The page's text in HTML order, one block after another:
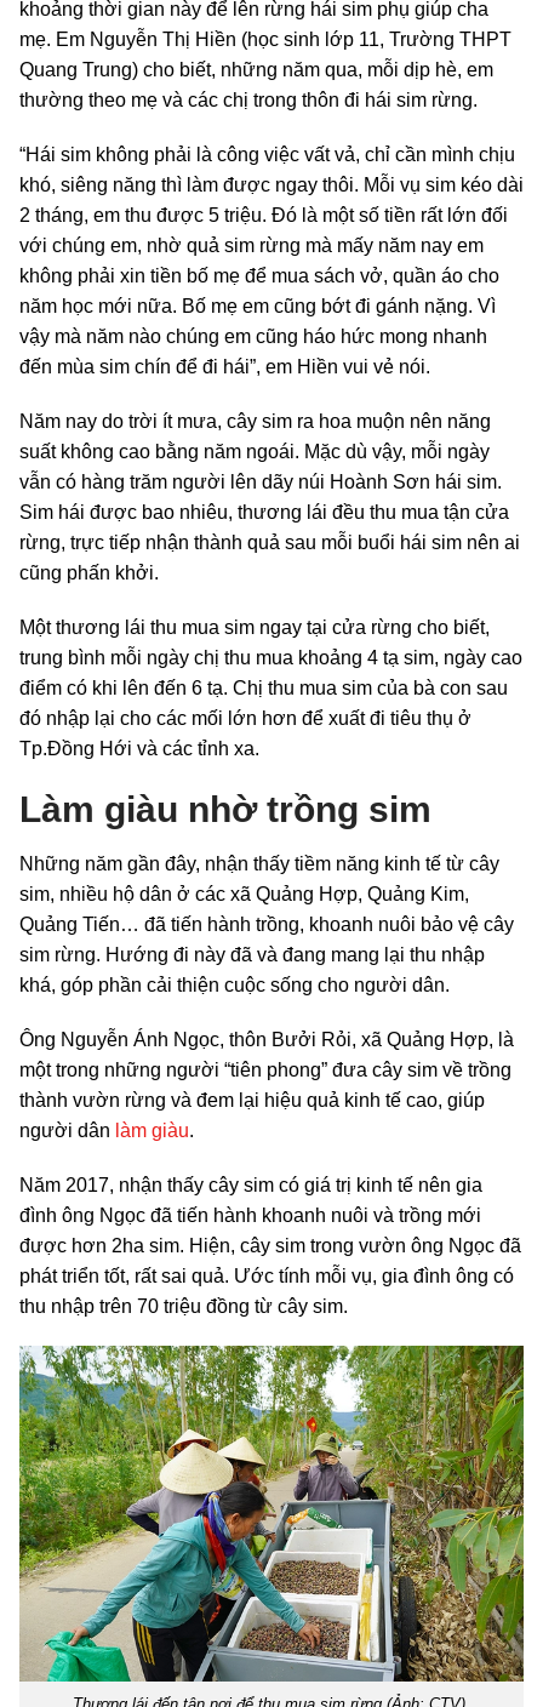
khoảng thời gian này để lên rừng hái sim phụ giúp cha
mẹ. Em Nguyễn Thị Hiền (học sinh lớp 11, Trường THPT
Quang Trung) cho biết, những năm qua, mỗi dịp hè, em
thường theo mẹ và các chị trong thôn đi hái sim rừng.
“Hái sim không phải là công việc vất vả, chỉ cần mình chịu
khó, siêng năng thì làm được ngay thôi. Mỗi vụ sim kéo dài
2 tháng, em thu được 5 triệu. Đó là một số tiền rất lớn đối
với chúng em, nhờ quả sim rừng mà mấy năm nay em
không phải xin tiền bố mẹ để mua sách vở, quần áo cho
năm học mới nữa. Bố mẹ em cũng bớt đi gánh nặng. Vì
vậy mà năm nào chúng em cũng háo hức mong nhanh
đến mùa sim chín để đi hái”, em Hiền vui vẻ nói.
Năm nay do trời ít mưa, cây sim ra hoa muộn nên năng
suất không cao bằng năm ngoái. Mặc dù vậy, mỗi ngày
vẫn có hàng trăm người lên dãy núi Hoành Sơn hái sim.
Sim hái được bao nhiêu, thương lái đều thu mua tận cửa
rừng, trực tiếp nhận thành quả sau mỗi buổi hái sim nên ai
cũng phấn khởi.
Một thương lái thu mua sim ngay tại cửa rừng cho biết,
trung bình mỗi ngày chị thu mua khoảng 4 tạ sim, ngày cao
điểm có khi lên đến 6 tạ. Chị thu mua sim của bà con sau
đó nhập lại cho các mối lớn hơn để xuất đi tiêu thụ ở
Tp.Đồng Hới và các tỉnh xa.
Làm giàu nhờ trồng sim
Những năm gần đây, nhận thấy tiềm năng kinh tế từ cây
sim, nhiều hộ dân ở các xã Quảng Hợp, Quảng Kim,
Quảng Tiến… đã tiến hành trồng, khoanh nuôi bảo vệ cây
sim rừng. Hướng đi này đã và đang mang lại thu nhập
khá, góp phần cải thiện cuộc sống cho người dân.
Ông Nguyễn Ánh Ngọc, thôn Bưởi Rỏi, xã Quảng Hợp, là
một trong những người “tiên phong” đưa cây sim về trồng
thành vườn rừng và đem lại hiệu quả kinh tế cao, giúp
người dân làm giàu.
Năm 2017, nhận thấy cây sim có giá trị kinh tế nên gia
đình ông Ngọc đã tiến hành khoanh nuôi và trồng mới
được hơn 2ha sim. Hiện, cây sim trong vườn ông Ngọc đã
phát triển tốt, rất sai quả. Ước tính mỗi vụ, gia đình ông có
thu nhập trên 70 triệu đồng từ cây sim.